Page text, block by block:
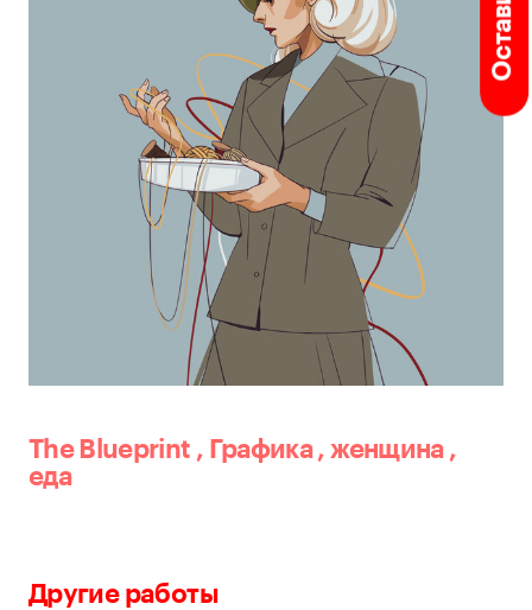
The Blueprint , Графика ,женщина ,
еда
Другие работы